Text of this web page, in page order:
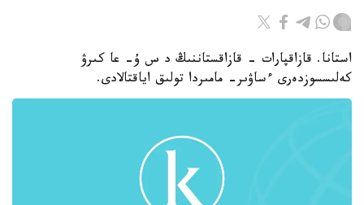
استانا. قازاقپارات - قازاقستاننىڭ د س ۇ- عا كىرۋ
كەلىسسوزدەرى ءساۋىر- مامىردا تولىق اياقتالادى.